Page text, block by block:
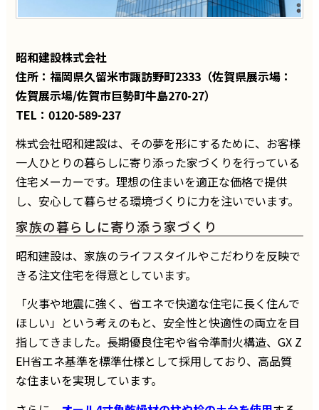
昭和建設株式会社
住所：福岡県久留米市諏訪野町2333（佐賀県展示場：
佐賀展示場/佐賀市巨勢町牛島270-27）
TEL：0120-589-237
株式会社昭和建設は、その夢を形にするために、お客様
一人ひとりの暮らしに寄り添った家づくりを行っている
住宅メーカーです。理想の住まいを適正な価格で提供
し、安心して暮らせる環境づくりに力を注いでいます。
家族の暮らしに寄り添う家づくり
昭和建設は、家族のライフスタイルやこだわりを反映で
きる注文住宅を得意としています。
「火事や地震に強く、省エネで快適な住宅に長く住んで
ほしい」という考えのもと、安全性と快適性の両立を目
指してきました。長期優良住宅や省令準耐火構造、GX Z
EH省エネ基準を標準仕様として採用しており、高品質
な住まいを実現しています。